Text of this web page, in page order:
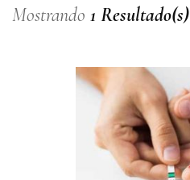
Mostrando 1 Resultado(s)